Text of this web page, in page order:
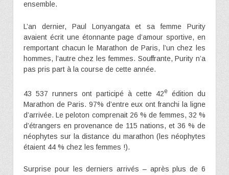
ensemble.
L’an dernier, Paul Lonyangata et sa femme Purity
avaient écrit une étonnante page d’amour sportive, en
remportant chacun le Marathon de Paris, l’un chez les
hommes, l’autre chez les femmes. Souffrante, Purity n’a
pas pris part à la course de cette année.
43 537 runners ont participé à cette 42e édition du
Marathon de Paris. 97% d’entre eux ont franchi la ligne
d’arrivée. Le peloton comprenait 26 % de femmes, 32 %
d’étrangers en provenance de 115 nations, et 36 % de
néophytes sur la distance du marathon (les néophytes
étaient 44 % chez les femmes !).
Surprise pour les derniers arrivés – après plus de 6